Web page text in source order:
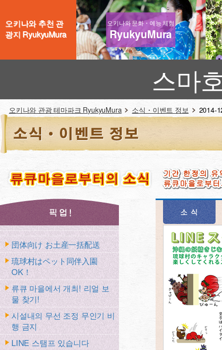
오키나와 추천 관
광지 RyukyuMura
오키나와 문화・예능 체험
RyukyuMura
스마
오키나와 관광 테마파크 RyukyuMura 소식・이벤트 정보 2014-
団体向け お土産一括配送
琉球村はペット同伴入園
OK！
류큐 마을에서 개최! 리얼 보
물 찾기!
시설내의 무선 조정 무인기 비
행 금지
LINE 스탬프 있습니다